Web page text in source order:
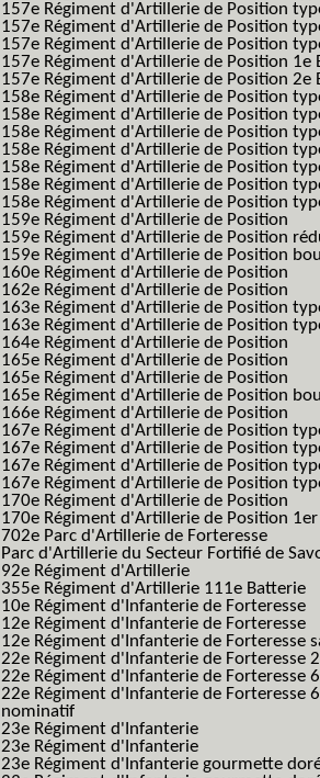
157e Régiment d'Artillerie de Position
157e Régiment d'Artillerie de Position
157e Régiment d'Artillerie de Position
157e Régiment d'Artillerie de Position 1e
157e Régiment d'Artillerie de Position 2e
158e Régiment d'Artillerie de Position
158e Régiment d'Artillerie de Position
158e Régiment d'Artillerie de Position
158e Régiment d'Artillerie de Position
158e Régiment d'Artillerie de Position
158e Régiment d'Artillerie de Position
158e Régiment d'Artillerie de Position
159e Régiment d'Artillerie de Position
159e Régiment d'Artillerie de Position
159e Régiment d'Artillerie de Position
160e Régiment d'Artillerie de Position
162e Régiment d'Artillerie de Position
163e Régiment d'Artillerie de Position
163e Régiment d'Artillerie de Position
164e Régiment d'Artillerie de Position
165e Régiment d'Artillerie de Position
165e Régiment d'Artillerie de Position
165e Régiment d'Artillerie de Position
166e Régiment d'Artillerie de Position
167e Régiment d'Artillerie de Position
167e Régiment d'Artillerie de Position
167e Régiment d'Artillerie de Position
167e Régiment d'Artillerie de Position
170e Régiment d'Artillerie de Position
170e Régiment d'Artillerie de Position
702e Parc d'Artillerie de Forteresse
Parc d'Artillerie du Secteur Fortifié de
92e Régiment d'Artillerie
355e Régiment d'Artillerie 111e Batterie
10e Régiment d'Infanterie de Forteresse
12e Régiment d'Infanterie de Forteresse
12e Régiment d'Infanterie de Forteresse
22e Régiment d'Infanterie de Forteresse
22e Régiment d'Infanterie de Forteresse
22e Régiment d'Infanterie de Forteresse
nominatif
23e Régiment d'Infanterie
23e Régiment d'Infanterie
23e Régiment d'Infanterie gourmette